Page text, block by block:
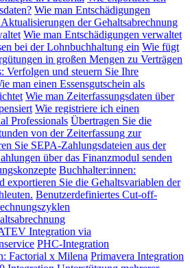
Wie man Entschädigungen
der Gehaltsabrechnung
Wie man Entschädigungen verwaltet
bei der Lohnbuchhaltung ein Wie fügt
in großen Mengen zu Verträgen
Verfolgen und steuern Sie Ihre
man einen Essensgutschein als
Wie man Zeiterfassungsdaten über
Wie registriere ich einen
Professionals Übertragen Sie die
von der Zeiterfassung zur
Sie SEPA-Zahlungsdateien aus der
über das Finanzmodul senden
Buchhalter:innen:
exportieren Sie die Gehaltsvariablen der
Benutzerdefiniertes Cut-off-
Integration via
PHC-Integration
Factorial x Milena Primavera Integration